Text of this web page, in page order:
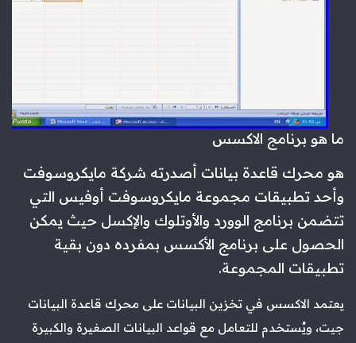
ما هو برنامج الاكسس
هو محرك قاعدة بيانات أصدرته شركة مايكروسوفت
وأحد تطبيقات مجموعة مايكروسوفت أوفيس التي
تتضمن برنامج الوورد والأوتلوك والإكسل حيث يمكن
الحصول على برنامج الأكسس بمفرده دون بقية
تطبيقات المجموعة.
يعتمد الاكسس في تخزين البيانات على محرك قاعدة البيانات
جيت، ويُستخدم للتعامل مع قواعد البيانات الصغيرة والكبيرة